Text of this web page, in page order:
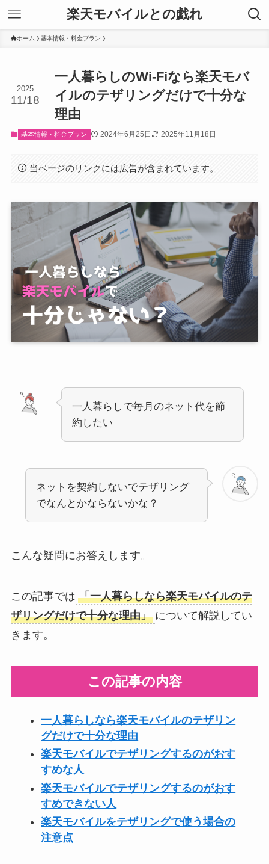
楽天モバイルとの戯れ
ホーム 基本情報・料金プラン
一人暮らしのWi-Fiなら楽天モバ
イルのテザリングだけで十分な
理由
2025
11/18
基本情報・料金プラン 2024年6月25日 2025年11月18日
当ページのリンクには広告が含まれています。
一人暮らしで毎月のネット代を節
約したい
ネットを契約しないでテザリング
でなんとかならないかな？
こんな疑問にお答えします。
この記事では 「一人暮らしなら楽天モバイルのテ
ザリングだけで十分な理由」 について解説してい
きます。
この記事の内容
一人暮らしなら楽天モバイルのテザリン
グだけで十分な理由
楽天モバイルでテザリングするのがおす
すめな人
楽天モバイルでテザリングするのがおす
すめできない人
楽天モバイルをテザリングで使う場合の
注意点